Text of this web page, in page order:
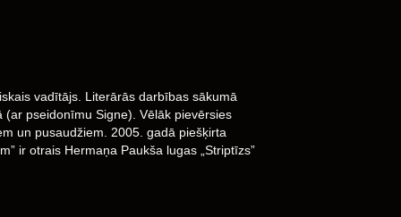
vadītājs. Literārās darbības sākumā
(ar pseidonīmu Signe). Vēlāk pievērsies
un pusaudžiem. 2005. gadā piešķirta
ir otrais Hermaņa Paukša lugas „Striptīzs”